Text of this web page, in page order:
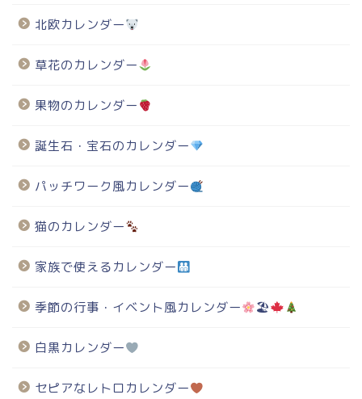
北欧カレンダー
草花のカレンダー
果物のカレンダー
誕生石・宝石のカレンダー
パッチワーク風カレンダー
猫のカレンダー
家族で使えるカレンダー
季節の行事・イベント風カレンダー 🏖
白黒カレンダー
セピアなレトロカレンダー